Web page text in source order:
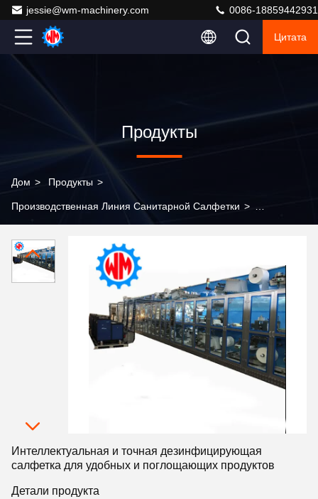
jessie@wm-machinery.com 0086-18859442931
Цитата
Продукты
Дом > Продукты >
Производственная Линия Санитарной Салфетки >
салфетка для удобных и поглощающих продуктов
Интеллектуальная и точная дезинфицирующая
салфетка для удобных и поглощающих продуктов
Детали продукта